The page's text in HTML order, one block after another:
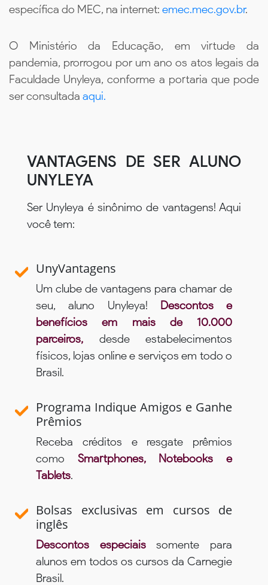
específica do MEC, na internet: emec.mec.gov.br.
O Ministério da Educação, em virtude da
pandemia, prorrogou por um ano os atos legais da
Faculdade Unyleya, conforme a portaria que pode
ser consultada aqui.
VANTAGENS DE SER ALUNO
UNYLEYA
Ser Unyleya é sinônimo de vantagens! Aqui
você tem:
UnyVantagens
Um clube de vantagens para chamar de
seu, aluno Unyleya! Descontos e
benefícios em mais de 10.000
parceiros, desde estabelecimentos
físicos, lojas online e serviços em todo o
Brasil.
Programa Indique Amigos e Ganhe
Prêmios
Receba créditos e resgate prêmios
como Smartphones, Notebooks e
Tablets.
Bolsas exclusivas em cursos de
inglês
Descontos especiaissomente para
alunos em todos os cursos da Carnegie
Brasil.